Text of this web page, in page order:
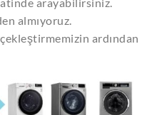
almıyoruz.
ardından